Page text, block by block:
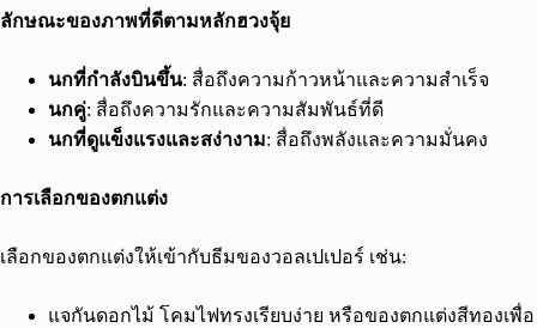
ลักษณะของภาพที่ดีตามหลักฮวงจุ้ย
นกที่กำลังบินขึ้น: สื่อถึงความก้าวหน้าและความสำเร็จ
นกคู่: สื่อถึงความรักและความสัมพันธ์ที่ดี
นกที่ดูแข็งแรงและสง่างาม: สื่อถึงพลังและความมั่นคง
การเลือกของตกแต่ง
เลือกของตกแต่งให้เข้ากับธีมของวอลเปเปอร์ เช่น:
แจกันดอกไม้ โคมไฟทรงเรียบง่าย หรือของตกแต่งสีทองเพื่อ